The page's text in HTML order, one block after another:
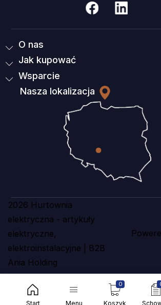
O nas
Jak kupować
Wsparcie
Nasza lokalizacja
2026 Hurtownia
elektryczna - artykuły
elektryczne,
elektroinstalacyjne | B2B
Ania Holding
Start Menu
0
Koszyk